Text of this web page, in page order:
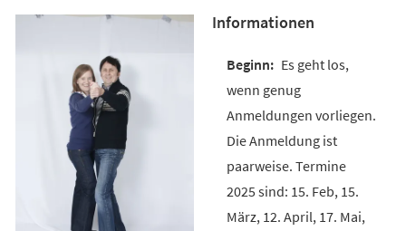
Informationen
Es geht los,
wenn genug
Anmeldungen vorliegen.
Die Anmeldung ist
paarweise. Termine
2025 sind: 15. Feb, 15.
März, 12. April, 17. Mai,